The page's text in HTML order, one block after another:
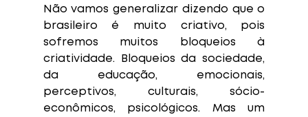
Não vamos generalizar dizendo que o
brasileiro é muito criativo, pois
sofremos muitos bloqueios à
criatividade. Bloqueios da sociedade,
da educação, emocionais,
perceptivos, culturais, sócio-
econômicos, psicológicos. Mas um